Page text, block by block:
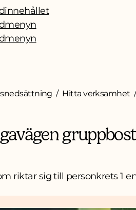
Hitta verksamhet
riktar sig till personkrets 1